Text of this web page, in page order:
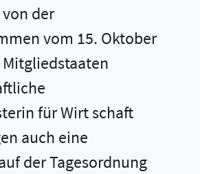
der
vom 15. Oktober
Mitgliedstaaten
für Wirt­ schaft
auch eine
der Tagesordnung